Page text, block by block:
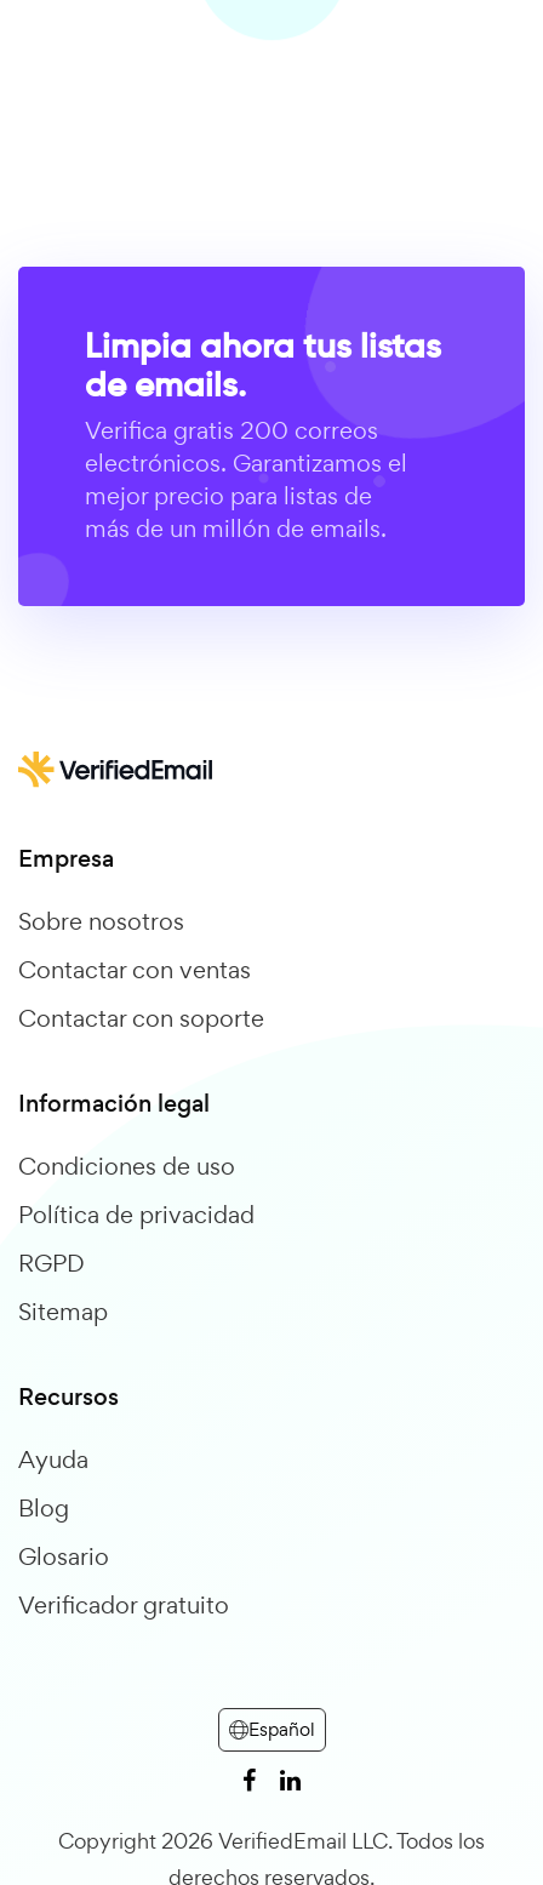
Limpia ahora tus listas
de emails.
Verifica gratis 200 correos
electrónicos. Garantizamos el
mejor precio para listas de
más de un millón de emails.
Empresa
Sobre nosotros
Contactar con ventas
Contactar con soporte
Información legal
Condiciones de uso
Política de privacidad
RGPD
Sitemap
Recursos
Ayuda
Blog
Glosario
Verificador gratuito
Copyright 2026 VerifiedEmail LLC. Todos los
derechos reservados.
Español